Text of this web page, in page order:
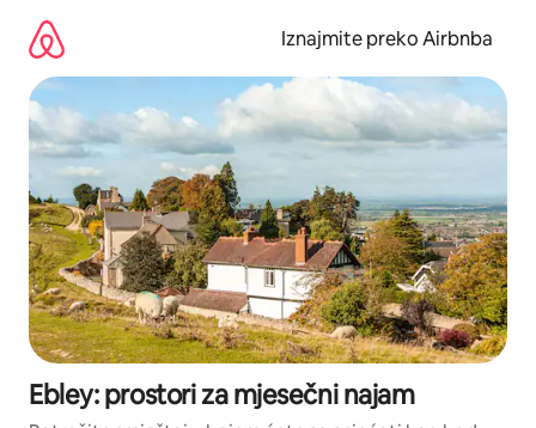
sadržaj
Iznajmite preko Airbnba
Ebley: prostori za mjesečni najam